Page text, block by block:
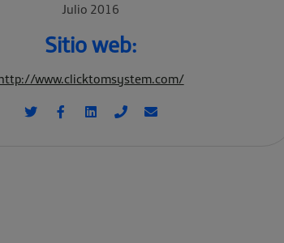
Julio 2016
Sitio web:
www.clicktomsystem.com/